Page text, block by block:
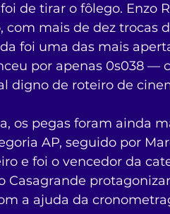
de tirar o fôlego. Enzo
com mais de dez trocas
foi uma das mais
por apenas 0s038 —
digno de roteiro de
os pegas foram ainda
AP, seguido por
e foi o vencedor da
Casagrande
a ajuda da